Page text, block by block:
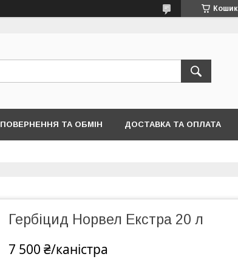
Кошик
ПОВЕРНЕННЯ ТА ОБМІН ДОСТАВКА ТА ОПЛАТА
Гербіцид Норвел Екстра 20 л
7 500 ₴/каністра